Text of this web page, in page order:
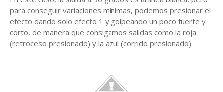
para conseguir variaciones mínimas, podemos presionar el
efecto dando solo efecto 1 y golpeando un poco fuerte y
corto, de manera que consigamos salidas como la roja
(retroceso presionado) y la azul (corrido presionado).